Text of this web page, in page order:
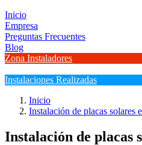
Inicio
Empresa
Preguntas Frecuentes
Blog
Zona Instaladores
Instalaciones Realizadas
Inicio
Instalación de placas solares
Instalación de placas